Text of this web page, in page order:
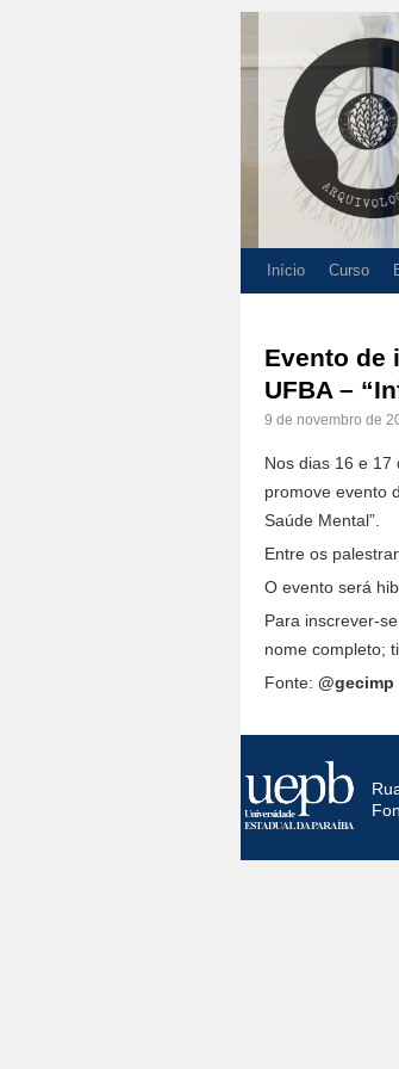
Início Curso
Evento de
UFBA –
9 de novembro de
Nos dias 16 e 17
promove evento
Saúde Mental”.
Entre os
O evento será
Para inscrever-
nome completo;
Fonte: @gecimp